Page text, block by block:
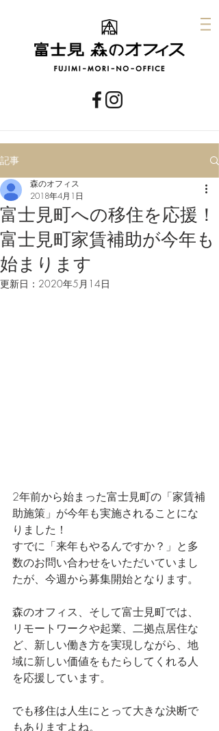
記事
富士見町への移住を応援！
富士見町家賃補助が今年も
始まります
森のオフィス
2018年4月1日
更新日： 2020年5月14日
2年前から始まった富士見町の「家賃補
助施策」が今年も実施されることにな
りました！
すでに「来年もやるんですか？」と多
数のお問い合わせをいただいていまし
たが、今週から募集開始となります。
森のオフィス、そして富士見町では、
リモートワークや起業、二拠点居住な
ど、新しい働き方を実現しながら、地
域に新しい価値をもたらしてくれる人
を応援しています。
でも移住は人生にとって大きな決断で
もありますよね。